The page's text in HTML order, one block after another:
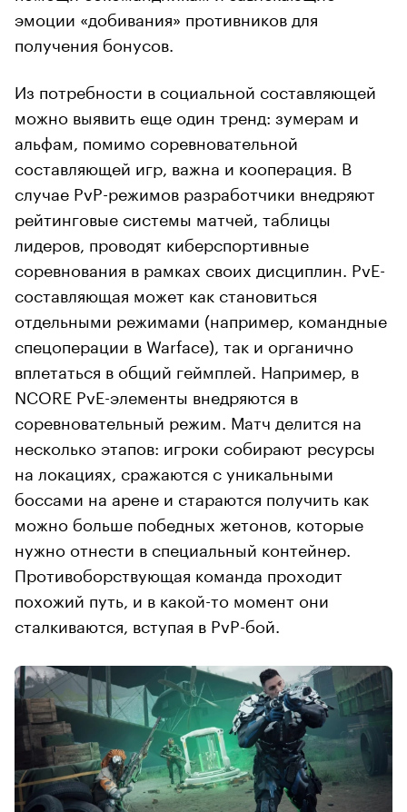
эмоции «добивания» противников для
получения бонусов.
Из потребности в социальной составляющей
можно выявить еще один тренд: зумерам и
альфам, помимо соревновательной
составляющей игр, важна и кооперация. В
случае PvP-режимов разработчики внедряют
рейтинговые системы матчей, таблицы
лидеров, проводят киберспортивные
соревнования в рамках своих дисциплин. PvE-
составляющая может как становиться
отдельными режимами (например, командные
спецоперации в Warface), так и органично
вплетаться в общий геймплей. Например, в
NCORE PvE-элементы внедряются в
соревновательный режим. Матч делится на
несколько этапов: игроки собирают ресурсы
на локациях, сражаются с уникальными
боссами на арене и стараются получить как
можно больше победных жетонов, которые
нужно отнести в специальный контейнер.
Противоборствующая команда проходит
похожий путь, и в какой-то момент они
сталкиваются, вступая в PvP-бой.